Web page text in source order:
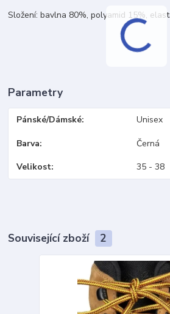
Složení: bavlna 80%, polyamid 15%,
Parametry
Pánské/Dámské Unisex
Barva Černá
Velikost 35 - 38
Související zboží 2